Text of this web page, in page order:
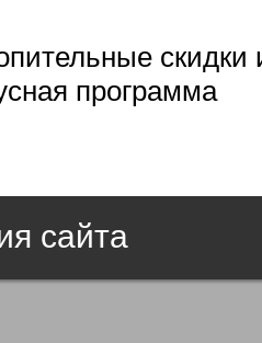
скидки
программа
сайта